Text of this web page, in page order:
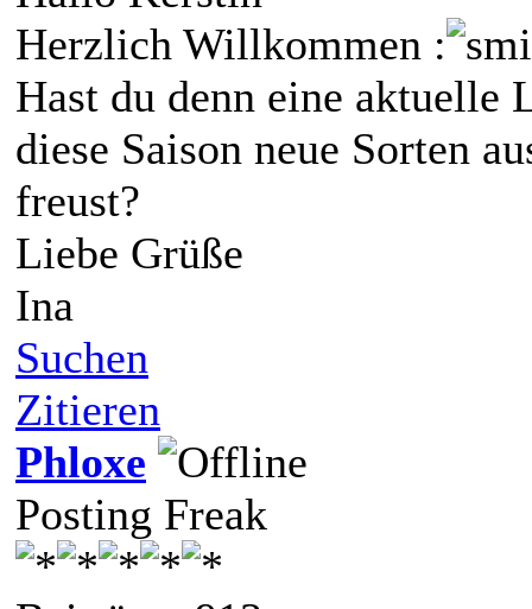
Herzlich Willkommen :
Hast du denn eine aktuelle
diese Saison neue Sorten
freust?
Liebe Grüße
Ina
Suchen
Zitieren
Phloxe
Posting Freak